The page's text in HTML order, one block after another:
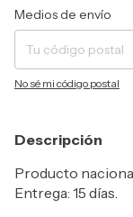
Entregas para el CP:
Medios de envío
No sé mi código postal
Descripción
Producto
Entrega: 15 días.